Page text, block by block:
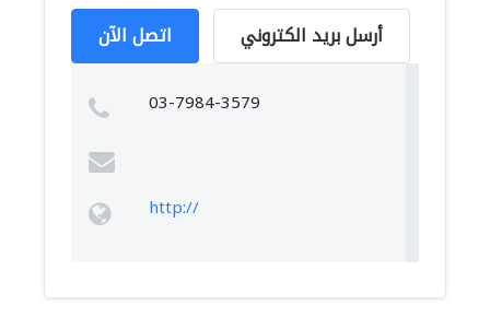
اتصل الآن أرسل بريد الكتروني
03-7984-3579
http://